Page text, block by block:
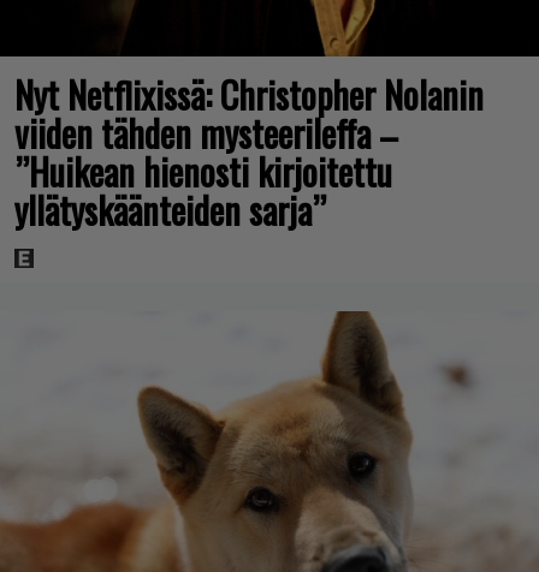
Nyt Netflixissä: Christopher Nolanin
viiden tähden mysteerileffa –
”Huikean hienosti kirjoitettu
yllätyskäänteiden sarja”